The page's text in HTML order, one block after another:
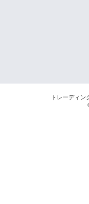
トレーディ